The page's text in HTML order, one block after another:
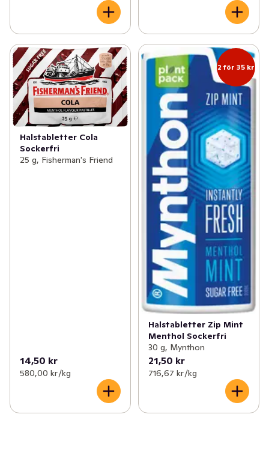
Halstabletter Cola
Sockerfri
25 g, Fisherman's Friend
14,50 kr
580,00 kr /kg
2 för 35 kr
Halstabletter Zip Mint
Menthol Sockerfri
30 g, Mynthon
21,50 kr
716,67 kr /kg